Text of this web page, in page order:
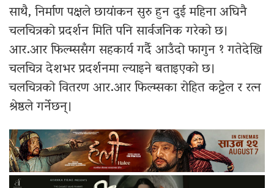
साथै, निर्माण पक्षले छायांकन सुरु हुन दुई महिना अघिनै
चलचित्रको प्रदर्शन मिति पनि सार्वजनिक गरेको छ।
आर.आर फिल्म्ससँग सहकार्य गर्दै आउँदो फागुन १ गतेदेखि
चलचित्र देशभर प्रदर्शनमा ल्याइने बताइएको छ।
चलचित्रको वितरण आर.आर फिल्म्सका रोहित कट्टेल र रत्न
श्रेष्ठले गर्नेछन्।